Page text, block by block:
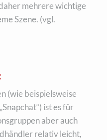
mehrere wichtige
Szene. (vgl.
(wie beispielsweise
ist es für
aber auch
relativ leicht,